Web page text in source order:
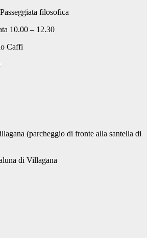
filosofica
10.00 – 12.30
Caffi
(parcheggio di fronte alla santella di
di Villagana